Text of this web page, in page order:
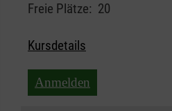
Freie Plätze: 20
Kursdetails
Anmelden